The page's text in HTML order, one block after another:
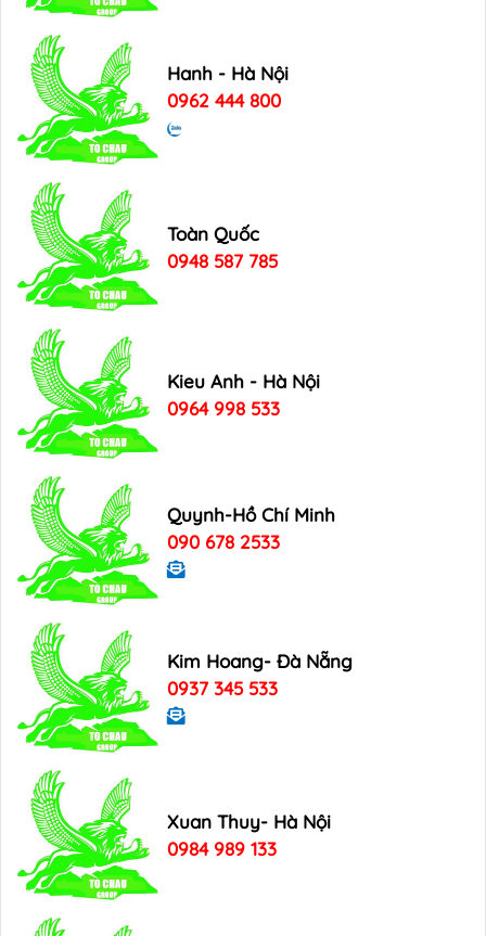
Hanh - Hà Nội
0962 444 800
Toàn Quốc
0948 587 785
Kieu Anh - Hà Nội
0964 998 533
Quynh-Hồ Chí Minh
090 678 2533
Kim Hoang- Đà Nẵng
0937 345 533
Xuan Thuy- Hà Nội
0984 989 133